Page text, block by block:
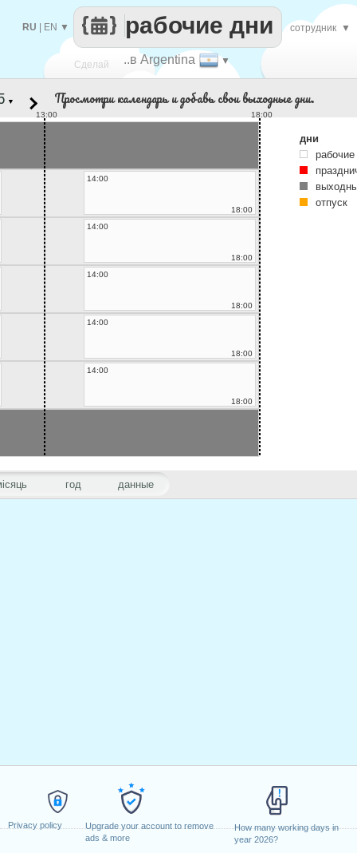
Privacy policy
Upgrade your account to remove
ads & more
How many working days in
year 2026?
Сделай ..в Argentina ▼
рабочие дни
RU EN ▼ сотрудник ▼
год данные
▼ Просмотри календарь и добавь свои выходные дни.
13:00 18:00
14:00
18:00
14:00
18:00
14:00
18:00
14:00
18:00
14:00
18:00
дни
отпуск